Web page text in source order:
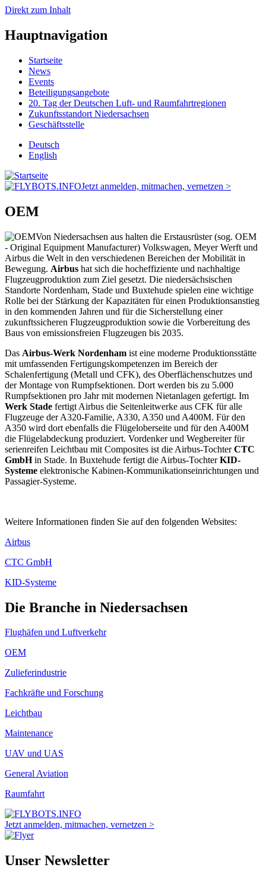
Direkt zum Inhalt
Hauptnavigation
Startseite
News
Events
Beteiligungsangebote
20. Tag der Deutschen Luft- und Raumfahrtregionen
Zukunftsstandort Niedersachsen
Geschäftsstelle
Deutsch
English
Jetzt anmelden, mitmachen, vernetzen >
OEM
Von Niedersachsen aus halten die Erstausrüster (sog. OEM
- Original Equipment Manufacturer) Volkswagen, Meyer Werft und
Airbus die Welt in den verschiedenen Bereichen der Mobilität in
Bewegung. Airbus hat sich die hocheffiziente und nachhaltige
Flugzeugproduktion zum Ziel gesetzt. Die niedersächsischen
Standorte Nordenham, Stade und Buxtehude spielen eine wichtige
Rolle bei der Stärkung der Kapazitäten für einen Produktionsanstieg
in den kommenden Jahren und für die Sicherstellung einer
zukunftssicheren Flugzeugproduktion sowie die Vorbereitung des
Baus von emissionsfreien Flugzeugen bis 2035.
Das Airbus-Werk Nordenham ist eine moderne Produktionsstätte
mit umfassenden Fertigungskompetenzen im Bereich der
Schalenfertigung (Metall und CFK), des Oberflächenschutzes und
der Montage von Rumpfsektionen. Dort werden bis zu 5.000
Rumpfsektionen pro Jahr mit modernen Nietanlagen gefertigt. Im
Werk Stade fertigt Airbus die Seitenleitwerke aus CFK für alle
Flugzeuge der A320-Familie, A330, A350 und A400M. Für den
A350 wird dort ebenfalls die Flügeloberseite und für den A400M
die Flügelabdeckung produziert. Vordenker und Wegbereiter für
serienreifen Leichtbau mit Composites ist die Airbus-TochterCTC
GmbHin Stade. In Buxtehude fertigt die Airbus-TochterKID-
Systeme elektronische Kabinen-Kommunikationseinrichtungen und
Passagier-Systeme.
Weitere Informationen finden Sie auf den folgenden Websites:
Airbus
CTC GmbH
KID-Systeme
Die Branche in Niedersachsen
Flughäfen und Luftverkehr
OEM
Zulieferindustrie
Fachkräfte und Forschung
Leichtbau
Maintenance
UAV und UAS
General Aviation
Raumfahrt
Jetzt anmelden, mitmachen, vernetzen >
Unser Newsletter